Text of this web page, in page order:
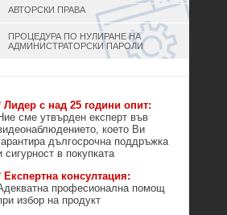
АВТОРСКИ ПРАВА
ПРОЦЕДУРА ПО НУЛИРАНЕ НА
АДМИНИСТРАТОРСКИ ПАРОЛИ
Лидер с над 25 години опит:
сме утвърден експерт във
което Ви
дългосрочна поддръжка
сигурност в покупката
Експертна консултация:
професионална помощ
избор на продукт